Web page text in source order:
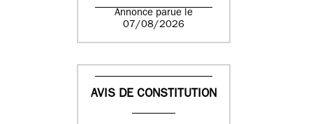
Annonce parue le
07/08/2026
AVIS DE CONSTITUTION